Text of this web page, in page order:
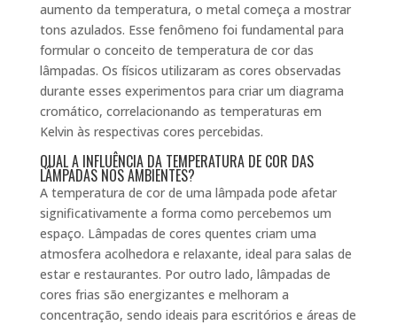
aumento da temperatura, o metal começa a mostrar
tons azulados. Esse fenômeno foi fundamental para
formular o conceito de temperatura de cor das
lâmpadas. Os físicos utilizaram as cores observadas
durante esses experimentos para criar um diagrama
cromático, correlacionando as temperaturas em
Kelvin às respectivas cores percebidas.
QUAL A INFLUÊNCIA DA TEMPERATURA DE COR DAS
LÂMPADAS NOS AMBIENTES?
A temperatura de cor de uma lâmpada pode afetar
significativamente a forma como percebemos um
espaço. Lâmpadas de cores quentes criam uma
atmosfera acolhedora e relaxante, ideal para salas de
estar e restaurantes. Por outro lado, lâmpadas de
cores frias são energizantes e melhoram a
concentração, sendo ideais para escritórios e áreas de